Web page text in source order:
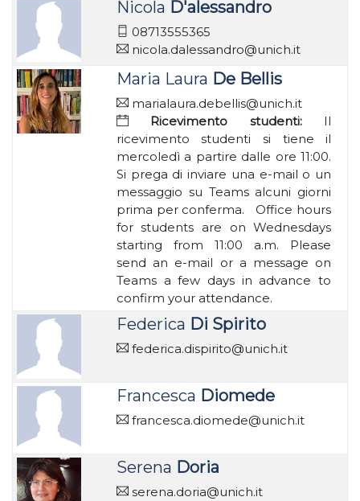
Nicola D'alessandro
08713555365
nicola.dalessandro@unich.it
Maria Laura De Bellis
marialaura.debellis@unich.it
Ricevimento studenti: Il
ricevimento studenti si tiene il
mercoledì a partire dalle ore 11:00.
Si prega di inviare una e-mail o un
messaggio su Teams alcuni giorni
prima per conferma. Office hours
for students are on Wednesdays
starting from 11:00 a.m. Please
send an e-mail or a message on
Teams a few days in advance to
confirm your attendance.
Federica Di Spirito
federica.dispirito@unich.it
Francesca Diomede
francesca.diomede@unich.it
Serena Doria
serena.doria@unich.it